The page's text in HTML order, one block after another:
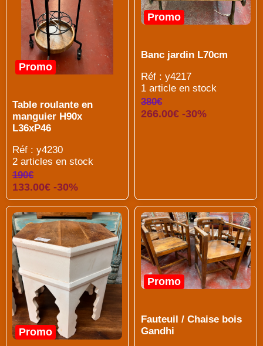
Promo
Table roulante en
manguier H90x
L36xP46
Réf : y4230
2 articles en stock
190€
133.00€ -30%
Promo
Banc jardin L70cm
Réf : y4217
1 article en stock
380€
266.00€ -30%
Promo
Promo
Fauteuil / Chaise bois
Gandhi